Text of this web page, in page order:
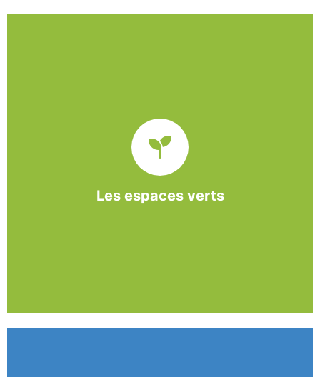
Les espaces verts
paysager, l’association BASE propose et réalise
des interventions à la demande des entreprises et
collectivités locales.